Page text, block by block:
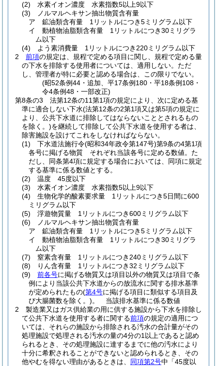
(2)
水素イオン濃度 水素指数5以上9以下
(3)
ノルマルヘキサン抽出物質含有量
ア
鉱油類含有量 1リットルにつき5ミリグラム以下
イ
動植物油脂類含有量 1リットルにつき30ミリグラ
ム以下
(4)
よう素消費量 1リットルにつき220ミリグラム以下
2
前項の規定は、規程で定める項目に関し、規程で定める量
の下水を排除する使用者については、適用しない。 ただ
し、管理者が特に必要と認める場合は、この限りでない。
(昭52条例44・追加、平17条例180・平18条例108・
令4条例48・一部改正)
第8条の3
法第12条の11第1項の規定により、次に定める基
準に適合しない下水(法第12条の2第1項又は第5項の規定に
より、公共下水道に排除してはならないこととされるもの
を除く。)を継続して排除して公共下水道を使用する者は、
除害施設を設けてこれをしなければならない。
(1)
下水道法施行令(昭和34年政令第147号)第9条の4第1項
各号に掲げる物質 それぞれ当該各号に定める数値。 た
だし、同条第4項に規定する場合においては、同項に規定
する基準に係る数値とする。
(2)
温度 45度以下
(3)
水素イオン濃度 水素指数5以上9以下
(4)
生物化学的酸素要求量 1リットルにつき5日間に600
ミリグラム以下
(5)
浮遊物質量 1リットルにつき600ミリグラム以下
(6)
ノルマルヘキサン抽出物質含有量
ア
鉱油類含有量 1リットルにつき5ミリグラム以下
イ
動植物油脂類含有量 1リットルにつき30ミリグラ
ム以下
(7)
窒素含有量 1リットルにつき240ミリグラム以下
(8)
りん含有量 1リットルにつき32ミリグラム以下
(9)
前各号に掲げる物質又は項目以外の物質又は項目で条
例により当該公共下水道からの放流水に関する排水基準
が定められたもの(第4号に掲げる項目に類似する項目及
び大腸菌数を除く。)。
当該排水基準に係る数値
2
製造業又はガス供給業の用に供する施設から下水を排除し
て公共下水道を使用する者に関する前項の規定の適用につ
いては、それらの施設から排除される汚水の合計量がその
処理施設で処理される汚水の量の4分の1以上であると認め
られるとき、その処理施設に達するまでに他の汚水により
十分に希釈されることができないと認められるとき、その
他やむを得ない理由があるときは、 同項第2号中「45度以